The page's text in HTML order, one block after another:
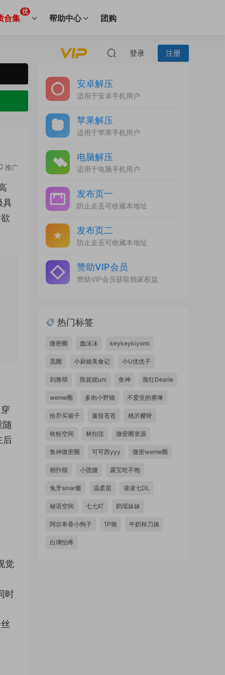
合集
优
帮助中心 团购
登录 注册
推广
具
随
后
觉
时
安卓解压
适用于安卓手机用户
苹果解压
适用于苹果手机用户
电脑解压
适用于电脑手机用户
发布页一
防止走丢可收藏本地址
发布页二
防止走丢可收藏本地址
赞助VIP会员
赞助VIP会员获取独家权益
热门标签
微密圈 蠢沫沫 keykeykiyomi
觅圈 小厨娘美食记 小U优优子
刘雅萌 陈妮妮uni 鱼神 脸红Dearie
weme圈 多肉小野猫 不爱笑的赛琳
给乔买裙子 蒹葭苍苍 桃沢樱呀
铁粉空间 林扣弦 微密圈资源
鱼神微密圈 可可西yyy 微密weme圈
相扑猫 小团嫂 露宝吃不饱
兔牙sinar酱 温柔苗 凌凌七DL
秘语空间 七七吖 奶瑶妹妹
阿尔卑香小狗子 1P狼 牛奶秋刀姨
白璃怕疼